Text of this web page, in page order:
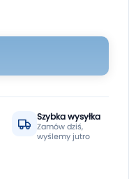
Szybka wysyłka
Zamów dziś,
wyślemy jutro